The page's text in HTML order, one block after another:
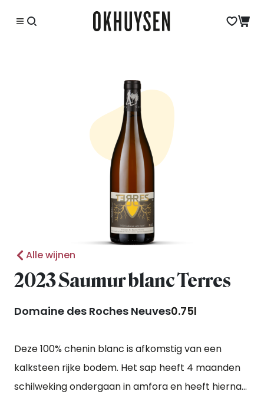
Alle wijnen
2023 Saumur blanc Terres
Domaine des Roches Neuves0.75l
Deze 100% chenin blanc is afkomstig van een
kalksteen rijke bodem. Het sap heeft 4 maanden
schilweking ondergaan in amfora en heeft hierna